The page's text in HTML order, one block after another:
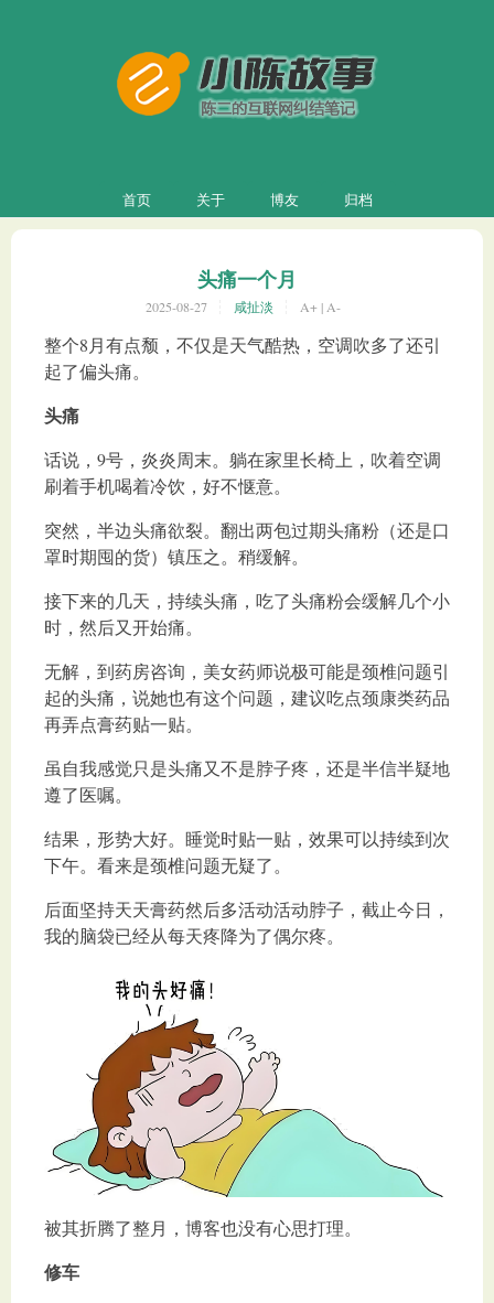
首页 关于 博友 归档
头痛一个月
2025-08-27 咸扯淡 A+ |A-
整个8月有点颓，不仅是天气酷热，空调吹多了还引
起了偏头痛。
头痛
话说，9号，炎炎周末。躺在家里长椅上，吹着空调
刷着手机喝着冷饮，好不惬意。
突然，半边头痛欲裂。翻出两包过期头痛粉（还是口
罩时期囤的货）镇压之。稍缓解。
接下来的几天，持续头痛，吃了头痛粉会缓解几个小
时，然后又开始痛。
无解，到药房咨询，美女药师说极可能是颈椎问题引
起的头痛，说她也有这个问题，建议吃点颈康类药品
再弄点膏药贴一贴。
虽自我感觉只是头痛又不是脖子疼，还是半信半疑地
遵了医嘱。
结果，形势大好。睡觉时贴一贴，效果可以持续到次
下午。看来是颈椎问题无疑了。
后面坚持天天膏药然后多活动活动脖子，截止今日，
我的脑袋已经从每天疼降为了偶尔疼。
被其折腾了整月，博客也没有心思打理。
修车